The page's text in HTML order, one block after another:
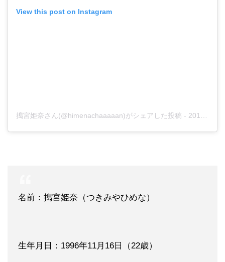
View this post on Instagram
搗宮姫奈さん(@himenachaaaaan)がシェアした投稿 - 2018年11月月16日午前6時11分PST
名前：搗宮姫奈（つきみやひめな）
生年月日：1996年11月16日（22歳）